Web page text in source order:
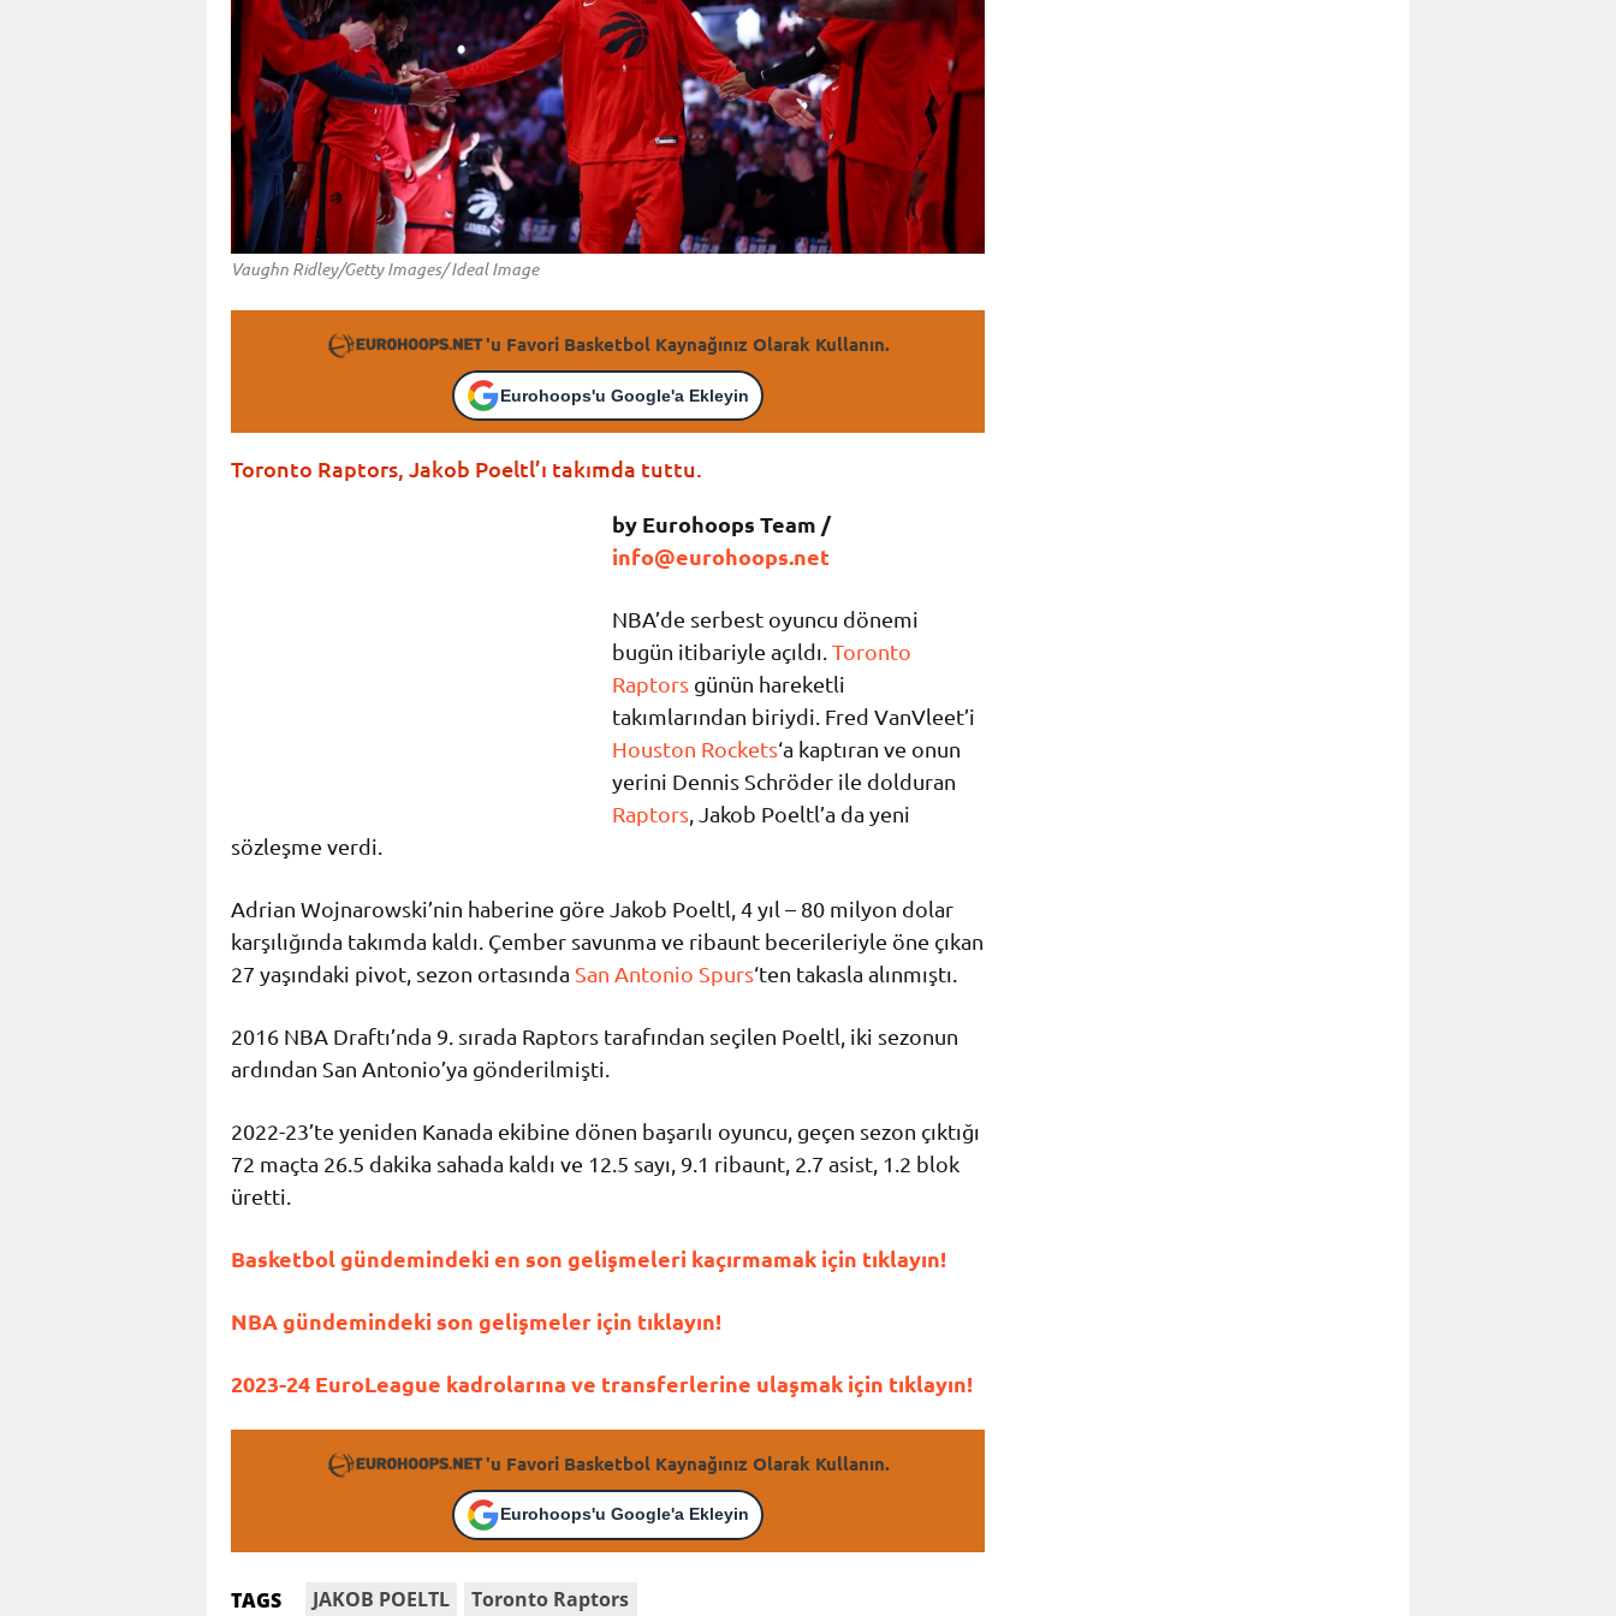
Vaughn Ridley/Getty Images/ Ideal Image
'u Favori Basketbol Kaynağınız Olarak Kullanın.
Eurohoops'u Google'a Ekleyin
Toronto Raptors, Jakob Poeltl’ı takımda tuttu.
by Eurohoops Team /
info@eurohoops.net
NBA’de serbest oyuncu dönemi
bugün itibariyle açıldı. Toronto
Raptorsgünün hareketli
takımlarından biriydi. Fred VanVleet’i
Houston Rockets‘a kaptıran ve onun
yerini Dennis Schröder ile dolduran
Raptors, Jakob Poeltl’a da yeni
sözleşme verdi.
Adrian Wojnarowski’nin haberine göre Jakob Poeltl, 4 yıl – 80 milyon dolar
karşılığında takımda kaldı. Çember savunma ve ribaunt becerileriyle öne çıkan
27 yaşındaki pivot, sezon ortasında San Antonio Spurs‘ten takasla alınmıştı.
2016 NBA Draftı’nda 9. sırada Raptors tarafından seçilen Poeltl, iki sezonun
ardından San Antonio’ya gönderilmişti.
2022-23’te yeniden Kanada ekibine dönen başarılı oyuncu, geçen sezon çıktığı
72 maçta 26.5 dakika sahada kaldı ve 12.5 sayı, 9.1 ribaunt, 2.7 asist, 1.2 blok
üretti.
Basketbol gündemindeki en son gelişmeleri kaçırmamak için tıklayın!
NBA gündemindeki son gelişmeler için tıklayın!
2023-24 EuroLeague kadrolarına ve transferlerine ulaşmak için tıklayın!
'u Favori Basketbol Kaynağınız Olarak Kullanın.
Eurohoops'u Google'a Ekleyin
TAGS JAKOB POELTL Toronto Raptors